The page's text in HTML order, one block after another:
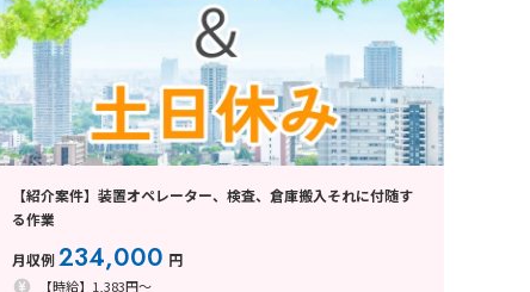
【紹介案件】装置オペレーター、検査、倉庫搬入それに付随す
る作業
月収例234,000 円
【時給】1,383円～